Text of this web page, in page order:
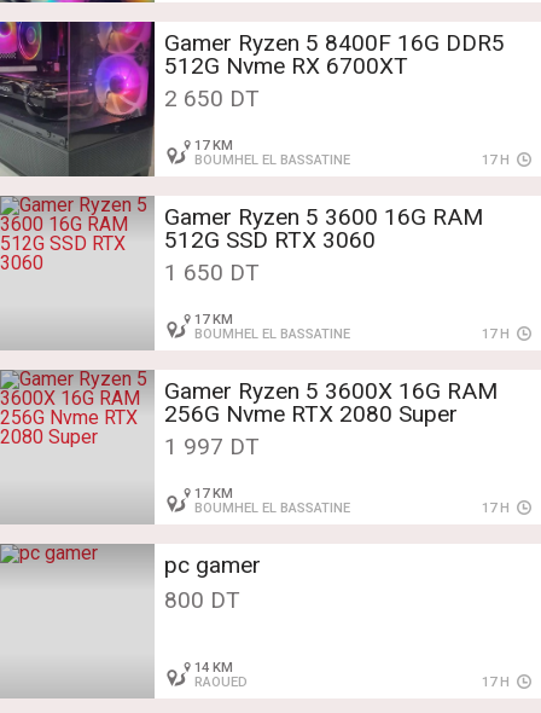
Gamer Ryzen 5 8400F 16G DDR5
512G Nvme RX 6700XT
2 650 DT
17 KM
BOUMHEL EL BASSATINE
17 H
Gamer Ryzen 5 3600 16G RAM
512G SSD RTX 3060
1 650 DT
17 KM
BOUMHEL EL BASSATINE
17 H
Gamer Ryzen 5 3600X 16G RAM
256G Nvme RTX 2080 Super
1 997 DT
17 KM
BOUMHEL EL BASSATINE
17 H
pc gamer
800 DT
14 KM
RAOUED
17 H